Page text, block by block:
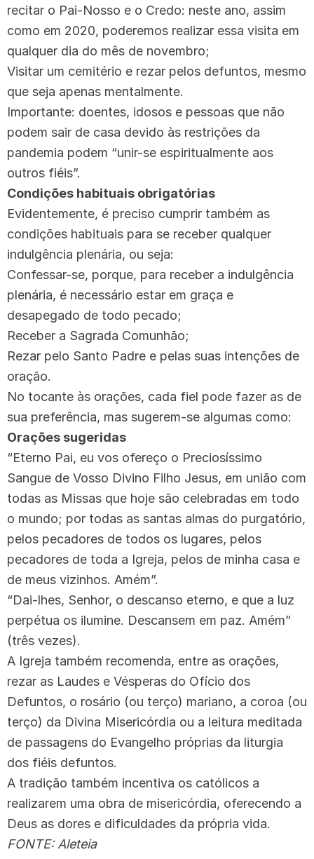
recitar o Pai-Nosso e o Credo: neste ano, assim
como em 2020, poderemos realizar essa visita em
qualquer dia do mês de novembro;
Visitar um cemitério e rezar pelos defuntos, mesmo
que seja apenas mentalmente.
Importante: doentes, idosos e pessoas que não
podem sair de casa devido às restrições da
pandemia podem “unir-se espiritualmente aos
outros fiéis”.
Condições habituais obrigatórias
Evidentemente, é preciso cumprir também as
condições habituais para se receber qualquer
indulgência plenária, ou seja:
Confessar-se, porque, para receber a indulgência
plenária, é necessário estar em graça e
desapegado de todo pecado;
Receber a Sagrada Comunhão;
Rezar pelo Santo Padre e pelas suas intenções de
oração.
No tocante às orações, cada fiel pode fazer as de
sua preferência, mas sugerem-se algumas como:
Orações sugeridas
“Eterno Pai, eu vos ofereço o Preciosíssimo
Sangue de Vosso Divino Filho Jesus, em união com
todas as Missas que hoje são celebradas em todo
o mundo; por todas as santas almas do purgatório,
pelos pecadores de todos os lugares, pelos
pecadores de toda a Igreja, pelos de minha casa e
de meus vizinhos. Amém”.
“Dai-lhes, Senhor, o descanso eterno, e que a luz
perpétua os ilumine. Descansem em paz. Amém”
(três vezes).
A Igreja também recomenda, entre as orações,
rezar as Laudes e Vésperas do Ofício dos
Defuntos, o rosário (ou terço) mariano, a coroa (ou
terço) da Divina Misericórdia ou a leitura meditada
de passagens do Evangelho próprias da liturgia
dos fiéis defuntos.
A tradição também incentiva os católicos a
realizarem uma obra de misericórdia, oferecendo a
Deus as dores e dificuldades da própria vida.
FONTE: Aleteia